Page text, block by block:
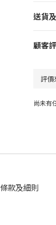
送貨
顧客
尚未有
條款及細則